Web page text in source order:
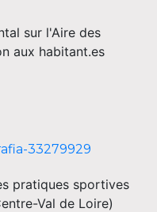
sur l'Aire des
aux habitant.es
pratiques sportives
Val de Loire)